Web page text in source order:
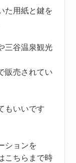
た用紙と鍵を
三谷温泉観光
販売されてい
もいいです
ションを
こちらまで時